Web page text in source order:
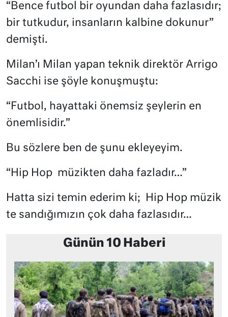
“Bence futbol bir oyundan daha fazlasıdır;
bir tutkudur, insanların kalbine dokunur”
demişti.
Milan’ı Milan yapan teknik direktör Arrigo
Sacchi ise şöyle konuşmuştu:
“Futbol, hayattaki önemsiz şeylerin en
önemlisidir.”
Bu sözlere ben de şunu ekleyeyim.
“Hip Hop müzikten daha fazladır…”
Hatta sizi temin ederim ki;
Hip Hop müzik
te sandığımızın çok daha fazlasıdır…
Günün 10 Haberi